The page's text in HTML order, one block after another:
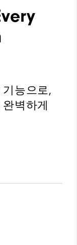
능으로,
벽하게